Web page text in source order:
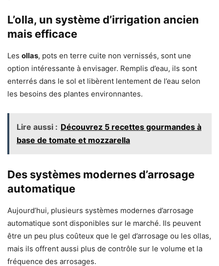
L’olla, un système d’irrigation ancien
mais efficace
Les ollas, pots en terre cuite non vernissés, sont une
option intéressante à envisager. Remplis d’eau, ils sont
enterrés dans le sol et libèrent lentement de l’eau selon
les besoins des plantes environnantes.
Lire aussi : Découvrez 5 recettes gourmandes à
base de tomate et mozzarella
Des systèmes modernes d’arrosage
automatique
Aujourd’hui, plusieurs systèmes modernes d’arrosage
automatique sont disponibles sur le marché. Ils peuvent
être un peu plus coûteux que le gel d’arrosage ou les ollas,
mais ils offrent aussi plus de contrôle sur le volume et la
fréquence des arrosages.